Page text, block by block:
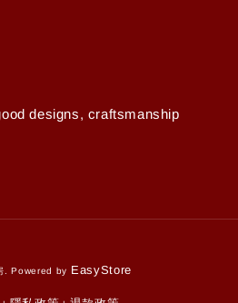
designs, craftsmanship
. Powered by EasyStore